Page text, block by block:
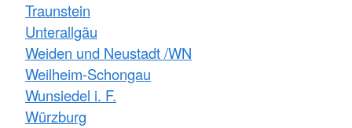
Traunstein
Unterallgäu
Weiden und Neustadt /WN
Weilheim-Schongau
Wunsiedel i. F.
Würzburg